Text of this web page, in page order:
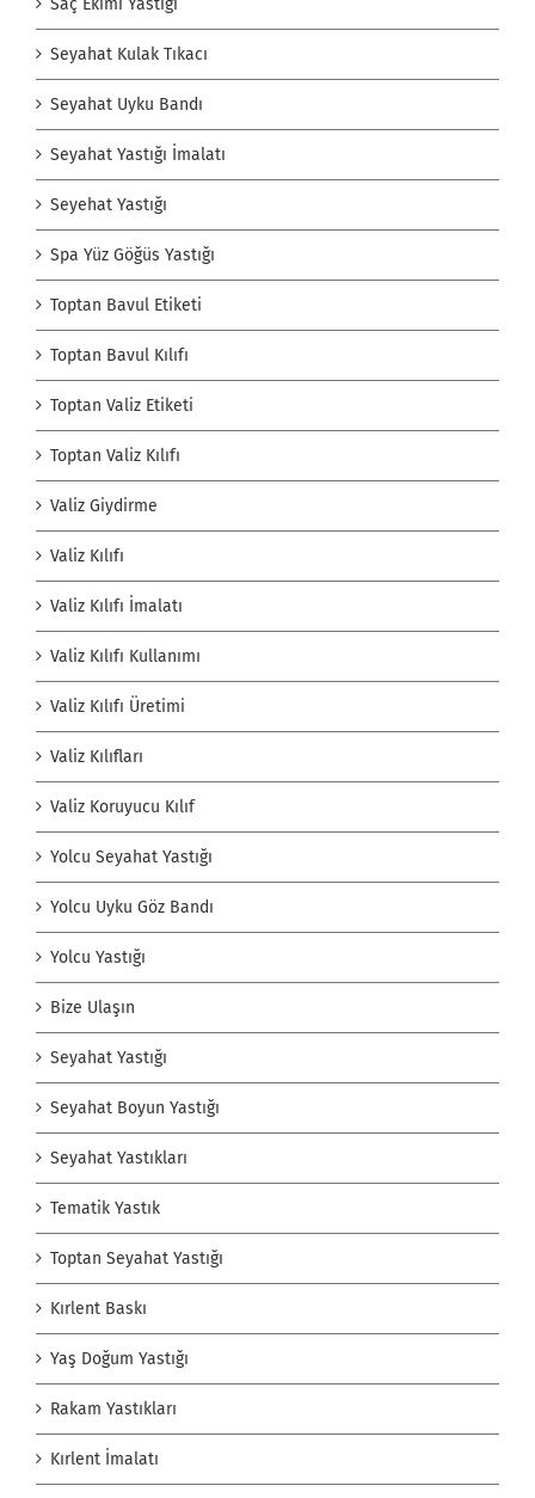
Saç Ekimi Yastığı
Seyahat Kulak Tıkacı
Seyahat Uyku Bandı
Seyahat Yastığı İmalatı
Seyehat Yastığı
Spa Yüz Göğüs Yastığı
Toptan Bavul Etiketi
Toptan Bavul Kılıfı
Toptan Valiz Etiketi
Toptan Valiz Kılıfı
Valiz Giydirme
Valiz Kılıfı
Valiz Kılıfı İmalatı
Valiz Kılıfı Kullanımı
Valiz Kılıfı Üretimi
Valiz Kılıfları
Valiz Koruyucu Kılıf
Yolcu Seyahat Yastığı
Yolcu Uyku Göz Bandı
Yolcu Yastığı
Bize Ulaşın
Seyahat Yastığı
Seyahat Boyun Yastığı
Seyahat Yastıkları
Tematik Yastık
Toptan Seyahat Yastığı
Kırlent Baskı
Yaş Doğum Yastığı
Rakam Yastıkları
Kırlent İmalatı